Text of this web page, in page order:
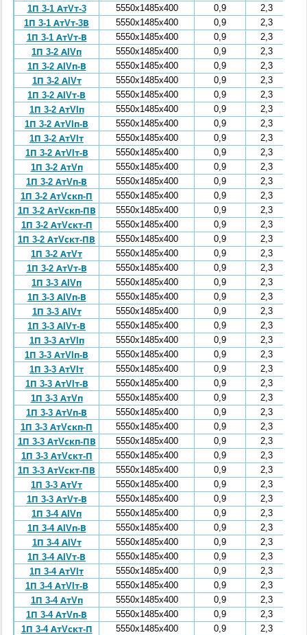
1П 3-1 АтVт-3
5550x1485x400 0,9
2,3
1П 3-1 АтVт-3В
5550x1485x400 0,9
2,3
1П 3-1 АтVт-В
5550x1485x400 0,9
2,3
1П 3-2 АIVп
5550x1485x400 0,9
2,3
1П 3-2 АIVп-В
5550x1485x400 0,9
2,3
1П 3-2 АIVт
5550x1485x400 0,9
2,3
1П 3-2 АIVт-В
5550x1485x400 0,9
2,3
1П 3-2 АтVIп
5550x1485x400 0,9
2,3
1П 3-2 АтVIп-В
5550x1485x400 0,9
2,3
1П 3-2 АтVIт
5550x1485x400 0,9
2,3
1П 3-2 АтVIт-В
5550x1485x400 0,9
2,3
1П 3-2 АтVп
5550x1485x400 0,9
2,3
1П 3-2 АтVп-В
5550x1485x400 0,9
2,3
1П 3-2 АтVскп-П
5550x1485x400 0,9
2,3
1П 3-2 АтVскп-ПВ
5550x1485x400 0,9
2,3
1П 3-2 АтVскт-П
5550x1485x400 0,9
2,3
1П 3-2 АтVскт-ПВ
5550x1485x400 0,9
2,3
1П 3-2 АтVт
5550x1485x400 0,9
2,3
1П 3-2 АтVт-В
5550x1485x400 0,9
2,3
1П 3-3 АIVп
5550x1485x400 0,9
2,3
1П 3-3 АIVп-В
5550x1485x400 0,9
2,3
1П 3-3 АIVт
5550x1485x400 0,9
2,3
1П 3-3 АIVт-В
5550x1485x400 0,9
2,3
1П 3-3 АтVIп
5550x1485x400 0,9
2,3
1П 3-3 АтVIп-В
5550x1485x400 0,9
2,3
1П 3-3 АтVIт
5550x1485x400 0,9
2,3
1П 3-3 АтVIт-В
5550x1485x400 0,9
2,3
1П 3-3 АтVп
5550x1485x400 0,9
2,3
1П 3-3 АтVп-В
5550x1485x400 0,9
2,3
1П 3-3 АтVскп-П
5550x1485x400 0,9
2,3
1П 3-3 АтVскп-ПВ
5550x1485x400 0,9
2,3
1П 3-3 АтVскт-П
5550x1485x400 0,9
2,3
1П 3-3 АтVскт-ПВ
5550x1485x400 0,9
2,3
1П 3-3 АтVт
5550x1485x400 0,9
2,3
1П 3-3 АтVт-В
5550x1485x400 0,9
2,3
1П 3-4 АIVп
5550x1485x400 0,9
2,3
1П 3-4 АIVп-В
5550x1485x400 0,9
2,3
1П 3-4 АIVт
5550x1485x400 0,9
2,3
1П 3-4 АIVт-В
5550x1485x400 0,9
2,3
1П 3-4 АтVIт
5550x1485x400 0,9
2,3
1П 3-4 АтVIт-В
5550x1485x400 0,9
2,3
1П 3-4 АтVп
5550x1485x400 0,9
2,3
1П 3-4 АтVп-В
5550x1485x400 0,9
2,3
1П 3-4 АтVскт-П
5550x1485x400 0,9
2,3